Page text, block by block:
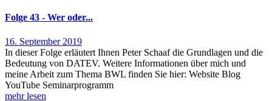
Folge 43 - Wer oder...
16. September 2019
In dieser Folge erläutert Ihnen Peter Schaaf die Grundlagen und die
Bedeutung von DATEV. Weitere Informationen über mich und
meine Arbeit zum Thema BWL finden Sie hier: Website Blog
YouTube Seminarprogramm
mehr lesen